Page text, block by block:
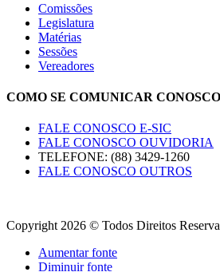
Comissões
Legislatura
Matérias
Sessões
Vereadores
COMO SE COMUNICAR
FALE CONOSCO E-SIC
FALE CONOSCO OUVIDORIA
TELEFONE: (88) 3429-1260
FALE CONOSCO OUTROS
Copyright 2026 © Todos Direitos
Aumentar fonte
Diminuir fonte